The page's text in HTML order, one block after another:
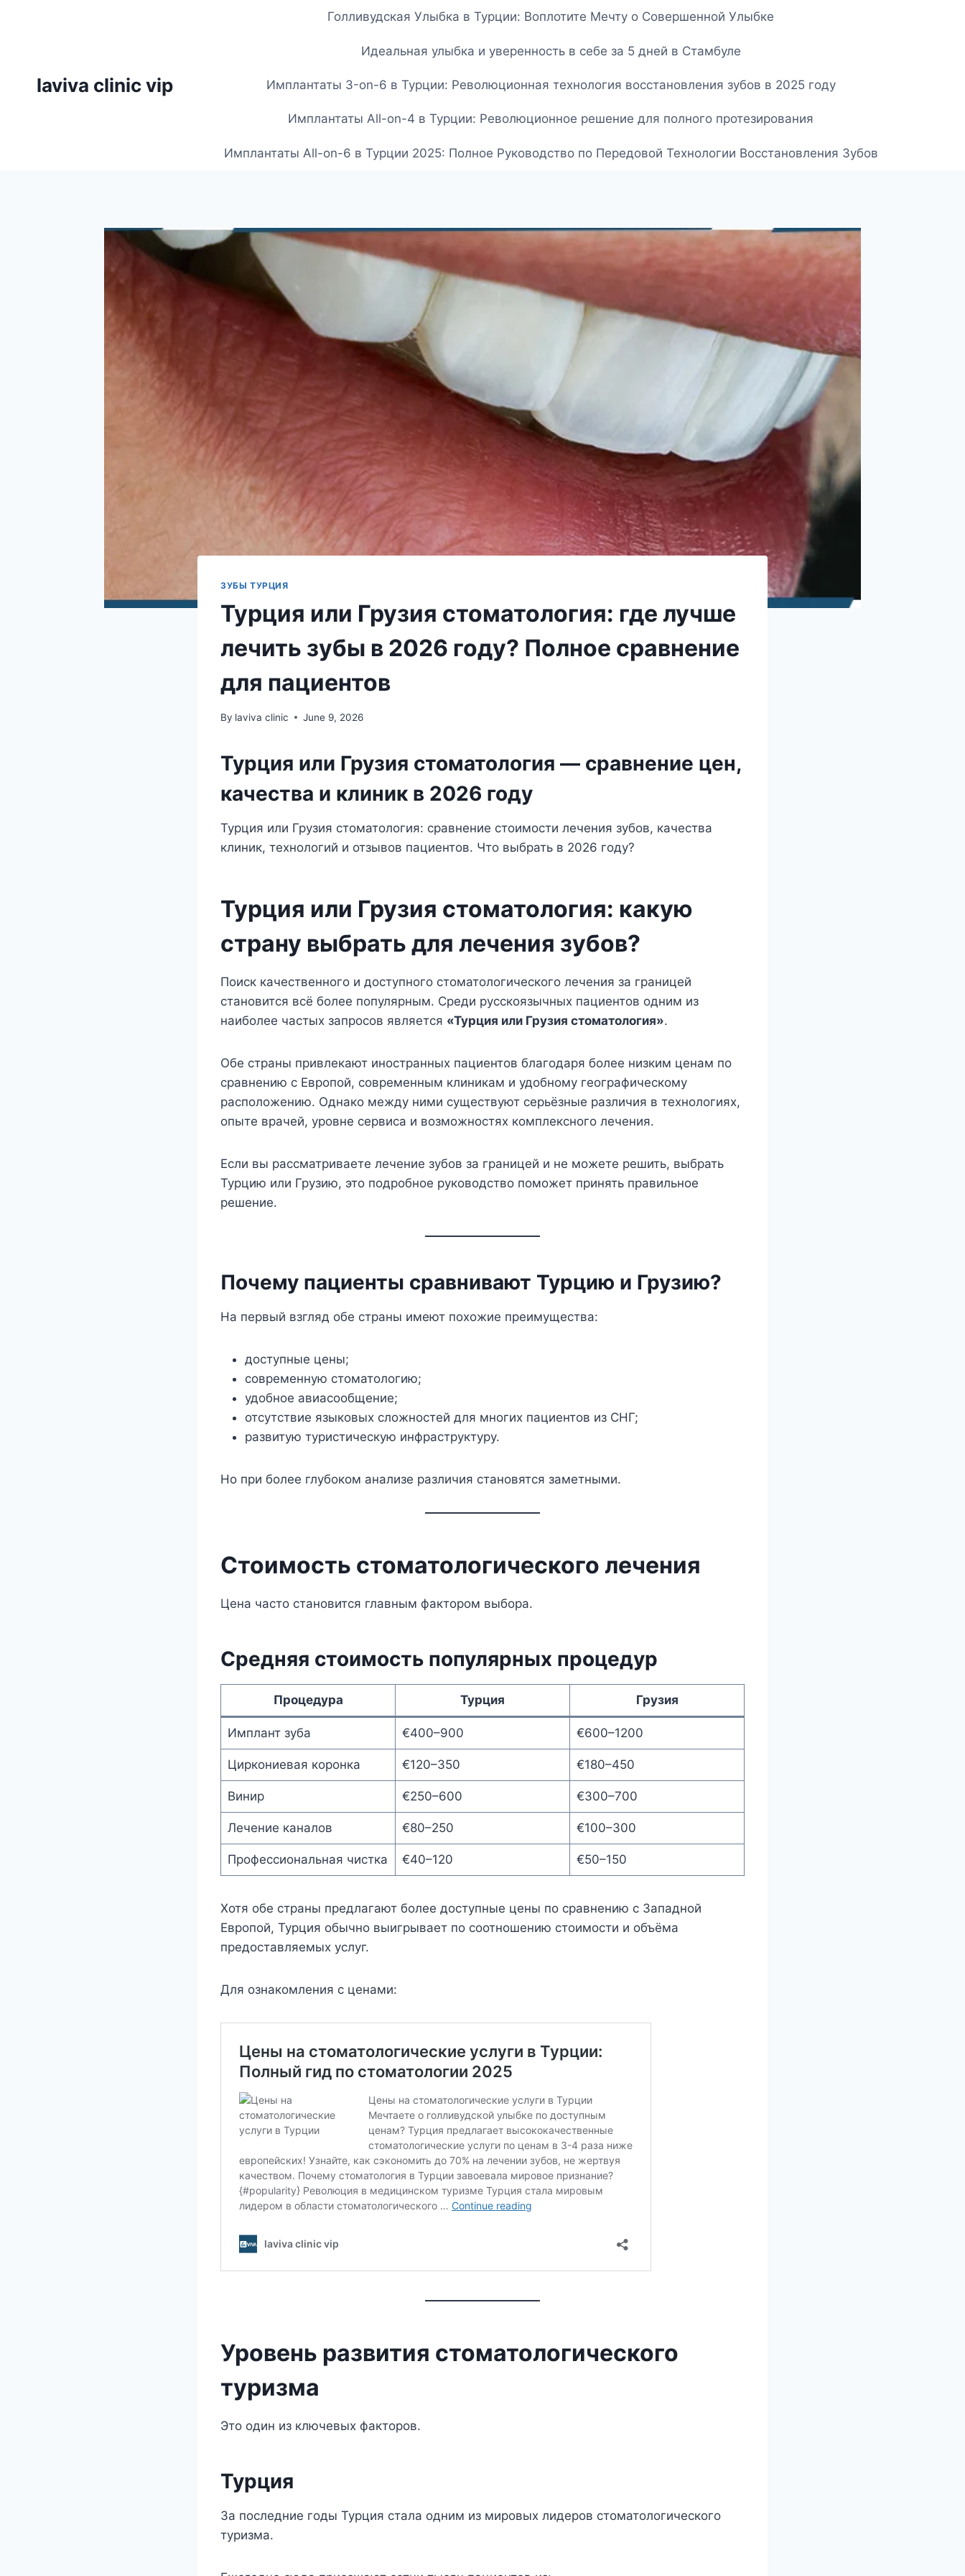
laviva clinic vip
Голливудская Улыбка в Турции: Воплотите Мечту о Совершенной Улыбке
Идеальная улыбка и уверенность в себе за 5 дней в Стамбуле
Имплантаты 3-on-6 в Турции: Революционная технология восстановления зубов в 2025 году
Имплантаты All-on-4 в Турции: Революционное решение для полного протезирования
Имплантаты All-on-6 в Турции 2025: Полное Руководство по Передовой Технологии Восстановления Зубов
ЗУБЫ ТУРЦИЯ
Турция или Грузия стоматология: где лучше
лечить зубы в 2026 году? Полное сравнение
для пациентов
By laviva clinic June 9, 2026
Турция или Грузия стоматология — сравнение цен,
качества и клиник в 2026 году
Турция или Грузия стоматология: сравнение стоимости лечения зубов, качества
клиник, технологий и отзывов пациентов. Что выбрать в 2026 году?
Турция или Грузия стоматология: какую
страну выбрать для лечения зубов?
Поиск качественного и доступного стоматологического лечения за границей
становится всё более популярным. Среди русскоязычных пациентов одним из
наиболее частых запросов является «Турция или Грузия стоматология».
Обе страны привлекают иностранных пациентов благодаря более низким ценам по
сравнению с Европой, современным клиникам и удобному географическому
расположению. Однако между ними существуют серьёзные различия в технологиях,
опыте врачей, уровне сервиса и возможностях комплексного лечения.
Если вы рассматриваете лечение зубов за границей и не можете решить, выбрать
Турцию или Грузию, это подробное руководство поможет принять правильное
решение.
Почему пациенты сравнивают Турцию и Грузию?
На первый взгляд обе страны имеют похожие преимущества:
доступные цены;
современную стоматологию;
удобное авиасообщение;
отсутствие языковых сложностей для многих пациентов из СНГ;
развитую туристическую инфраструктуру.
Но при более глубоком анализе различия становятся заметными.
Стоимость стоматологического лечения
Цена часто становится главным фактором выбора.
Средняя стоимость популярных процедур
Процедура Турция Грузия
Имплант зуба €400–900 €600–1200
Циркониевая коронка €120–350 €180–450
Винир €250–600 €300–700
Лечение каналов €80–250 €100–300
Профессиональная чистка €40–120 €50–150
Хотя обе страны предлагают более доступные цены по сравнению с Западной
Европой, Турция обычно выигрывает по соотношению стоимости и объёма
предоставляемых услуг.
Для ознакомления с ценами:
Уровень развития стоматологического
туризма
Это один из ключевых факторов.
Турция
За последние годы Турция стала одним из мировых лидеров стоматологического
туризма.